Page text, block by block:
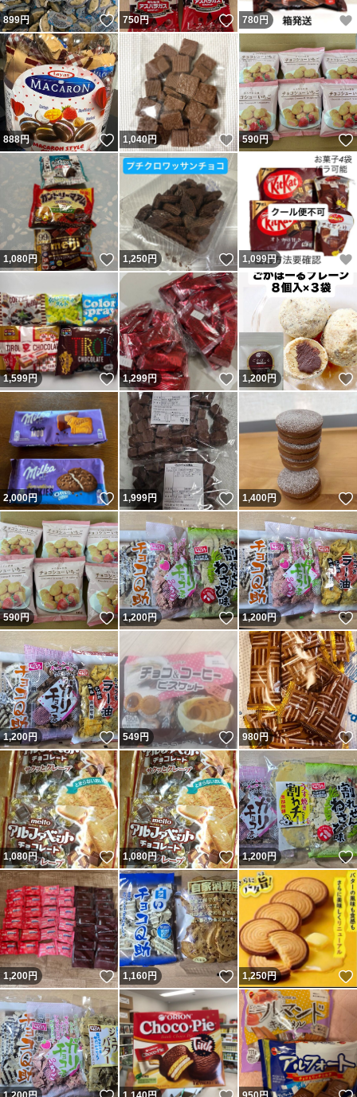
899円 いいね！
750円 いいね！
780 円
888円 いいね！
1,040円 いいね！
590円
1,080円 いいね！
1,250円 いいね！
1,099円
1,599円 いいね！
1,299円 いいね！
1,200円
2,000円 いいね！
1,999円 いいね！
1,400円
590円 いいね！
1,200円 いいね！
1,200円
1,200円 いいね！
549円 いいね！
980円
1,080円 いいね！
1,080円 いいね！
1,200円
1,200円 いいね！
1,160円 いいね！
1,250円